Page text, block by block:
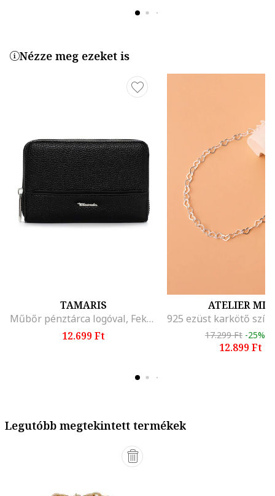
Nézze meg ezeket is
TAMARIS
Műbőr pénztárca logóval, Fekete
12.699 Ft
ATELIER MIU
17.299 Ft -25%
12.899 Ft
Legutóbb megtekintett termékek